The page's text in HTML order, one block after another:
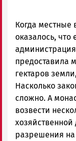
Когда местные
оказалось, что
предоставила
гектаров
Насколько
сложно. А
возвести
хозяйственной
разрешения на